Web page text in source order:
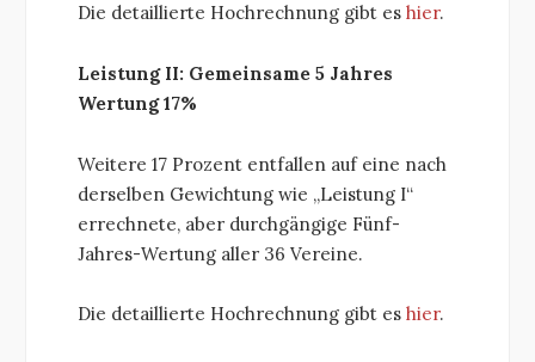
Die detaillierte Hochrechnung gibt es hier.
Leistung II: Gemeinsame 5 Jahres
Wertung 17%
Weitere 17 Prozent entfallen auf eine nach
derselben Gewichtung wie „Leistung I“
errechnete, aber durchgängige Fünf-
Jahres-Wertung aller 36 Vereine.
Die detaillierte Hochrechnung gibt es hier.